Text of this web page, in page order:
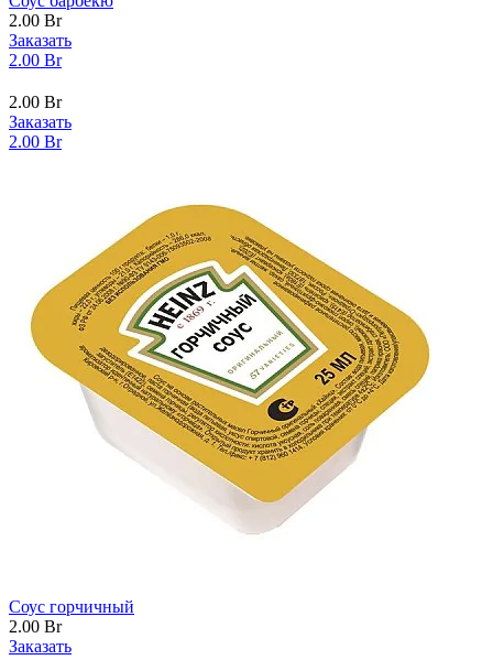
2.00 Br
Заказать
2.00 Br
2.00 Br
Заказать
2.00 Br
Соус горчичный
2.00 Br
Заказать